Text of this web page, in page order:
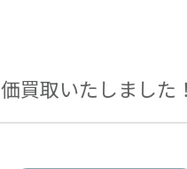
買取いたしました！